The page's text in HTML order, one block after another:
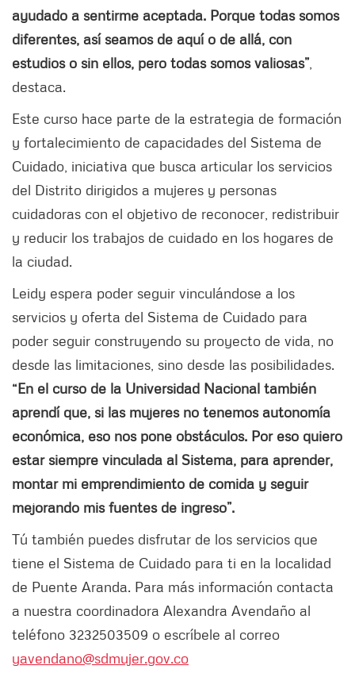
ayudado a sentirme aceptada. Porque todas somos
diferentes, así seamos de aquí o de allá, con
estudios o sin ellos, pero todas somos valiosas”
destaca.
Este curso hace parte de la estrategia de formación
y fortalecimiento de capacidades del Sistema de
Cuidado, iniciativa que busca articular los servicios
del Distrito dirigidos a mujeres y personas
cuidadoras con el objetivo de reconocer, redistribuir
y reducir los trabajos de cuidado en los hogares de
la ciudad.
Leidy espera poder seguir vinculándose a los
servicios y oferta del Sistema de Cuidado para
poder seguir construyendo su proyecto de vida, no
desde las limitaciones, sino desde las posibilidades.
“En el curso de la Universidad Nacional también
aprendí que, si las mujeres no tenemos autonomía
económica, eso nos pone obstáculos. Por eso quiero
estar siempre vinculada al Sistema, para aprender,
montar mi emprendimiento de comida y seguir
mejorando mis fuentes de ingreso”.
Tú también puedes disfrutar de los servicios que
tiene el Sistema de Cuidado para ti en la localidad
de Puente Aranda. Para más información contacta
a nuestra coordinadora Alexandra Avendaño al
teléfono 3232503509 o escríbele al correo
yavendano@sdmujer.gov.co